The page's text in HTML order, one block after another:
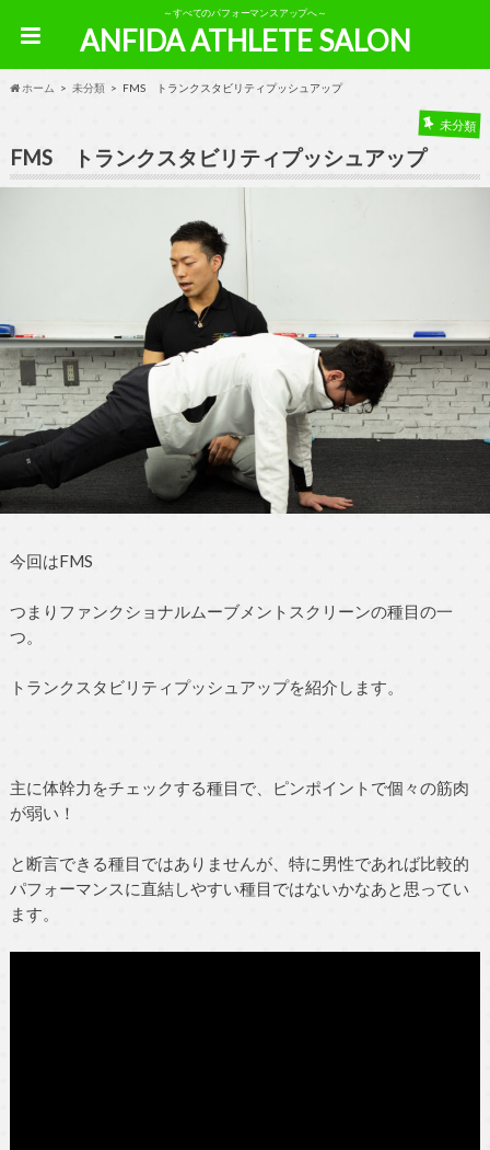
～すべてのパフォーマンスアップへ～
ANFIDA ATHLETE SALON
ホーム 未分類 FMS トランクスタビリティプッシュアップ
未分類
FMS トランクスタビリティプッシュアップ
今回はFMS
つまりファンクショナルムーブメントスクリーンの種目の一
つ。
トランクスタビリティプッシュアップを紹介します。
主に体幹力をチェックする種目で、ピンポイントで個々の筋肉
が弱い！
と断言できる種目ではありませんが、特に男性であれば比較的
パフォーマンスに直結しやすい種目ではないかなあと思ってい
ます。